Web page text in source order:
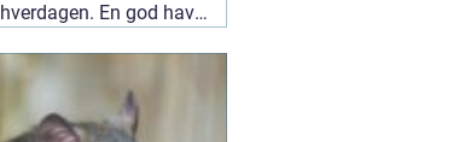
hverdagen. En god have
fællesareal giver ro i
hovedet, plads til
fællesskab og bedre